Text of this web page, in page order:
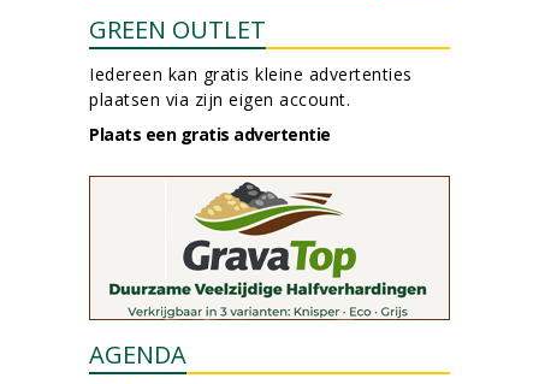
GREEN OUTLET
Iedereen kan gratis kleine advertenties
plaatsen via zijn eigen account.
Plaats een gratis advertentie
AGENDA